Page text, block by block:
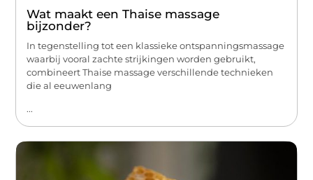
Wat maakt een Thaise massage
bijzonder?
In tegenstelling tot een klassieke ontspanningsmassage
waarbij vooral zachte strijkingen worden gebruikt,
combineert Thaise massage verschillende technieken
die al eeuwenlang
...